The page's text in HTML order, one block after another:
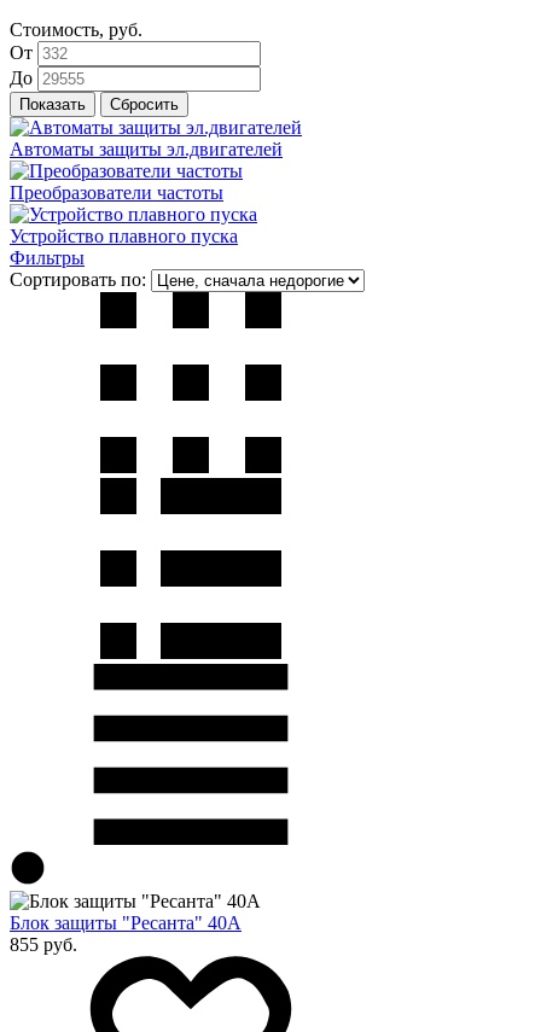
Стоимость, руб.
От
До
Автоматы защиты эл.двигателей
Преобразователи частоты
Устройство плавного пуска
Фильтры
Сортировать по:
Блок защиты "Ресанта" 40А
855 руб.